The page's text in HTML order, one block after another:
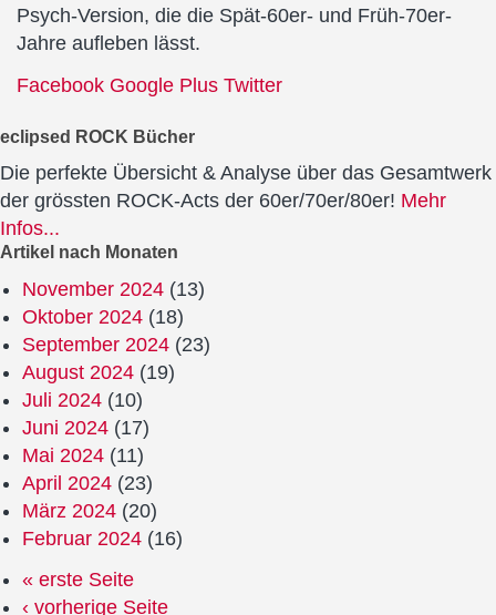
Psych-Version, die die Spät-60er- und Früh-70er-
Jahre aufleben lässt.
Facebook Google Plus Twitter
eclipsed ROCK Bücher
Die perfekte Übersicht & Analyse über das Gesamtwerk
der grössten ROCK-Acts der 60er/70er/80er! Mehr
Infos...
Artikel nach Monaten
November 2024 (13)
Oktober 2024 (18)
September 2024 (23)
August 2024 (19)
Juli 2024 (10)
Juni 2024 (17)
Mai 2024 (11)
April 2024 (23)
März 2024 (20)
Februar 2024 (16)
« erste Seite
‹ vorherige Seite